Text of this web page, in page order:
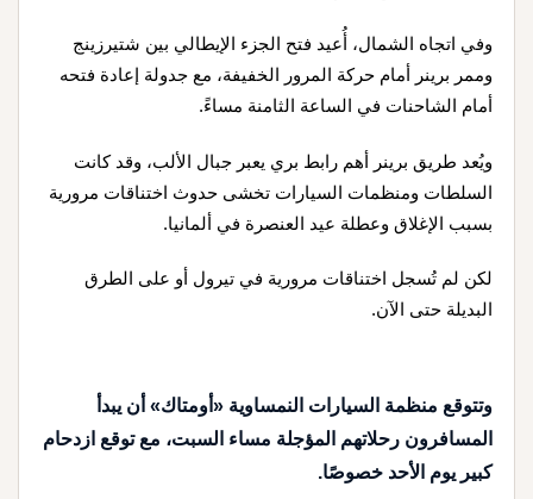
وفي اتجاه الشمال، أُعيد فتح الجزء الإيطالي بين شتيرزينج
وممر برينر أمام حركة المرور الخفيفة، مع جدولة إعادة فتحه
أمام الشاحنات في الساعة الثامنة مساءً.
ويُعد طريق برينر أهم رابط بري يعبر جبال الألب، وقد كانت
السلطات ومنظمات السيارات تخشى حدوث اختناقات مرورية
بسبب الإغلاق وعطلة عيد العنصرة في ألمانيا.
لكن لم تُسجل اختناقات مرورية في تيرول أو على الطرق
البديلة حتى الآن.
وتتوقع منظمة السيارات النمساوية «أومتاك» أن يبدأ
المسافرون رحلاتهم المؤجلة مساء السبت، مع توقع ازدحام
كبير يوم الأحد خصوصًا.